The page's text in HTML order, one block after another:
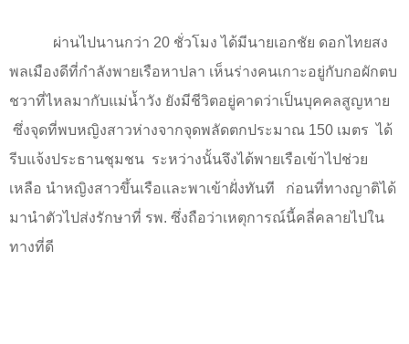
ผ่านไปนานกว่า 20 ชั่วโมง ได้มีนายเอกชัย ดอกไทยสง
พลเมืองดีที่กำลังพายเรือหาปลา เห็นร่างคนเกาะอยู่กับกอผักตบ
ชวาที่ไหลมากับแม่น้ำวัง ยังมีชีวิตอยู่คาดว่าเป็นบุคคลสูญหาย
ซึ่งจุดที่พบหญิงสาวห่างจากจุดพลัดตกประมาณ 150 เมตร ได้
รีบแจ้งประธานชุมชน ระหว่างนั้นจึงได้พายเรือเข้าไปช่วย
เหลือ นำหญิงสาวขึ้นเรือและพาเข้าฝั่งทันที
ก่อนที่ทางญาติได้
มานำตัวไปส่งรักษาที่ รพ. ซึ่งถือว่าเหตุการณ์นี้คลี่คลายไปใน
ทางที่ดี